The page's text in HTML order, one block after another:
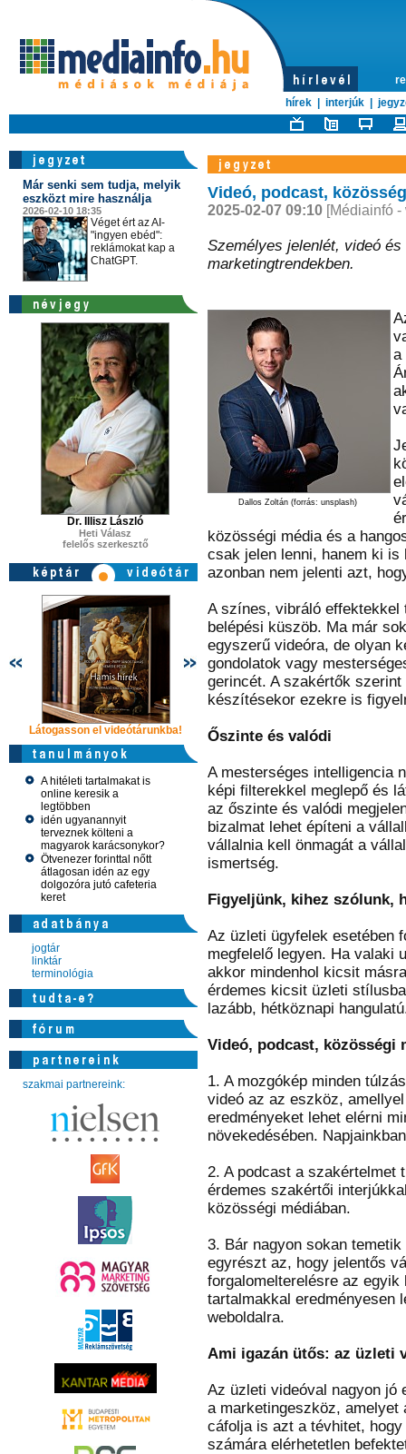
hírek
interjúk
Már senki sem tudja, melyik
eszközt mire használja
2026-02-10 18:35
Véget ért az AI-
"ingyen ebéd":
reklámokat kap a
ChatGPT.
Dr. Illisz László
Heti Válasz
felelős szerkesztő
Látogasson el videótárunkba! Látogasson el videótárunkba!
A hitéleti tartalmakat is
online keresik a
legtöbben
idén ugyanannyit
terveznek költeni a
magyarok karácsonykor?
Ötvenezer forinttal nőtt
átlagosan idén az egy
dolgozóra jutó cafeteria
keret
jogtár
linktár
terminológia
szakmai partnereink:
Videó, podcast,
2025-02-07 09:10[Médiainfó -
Személyes jelenlét, videó
marketingtrendekben.
Dallos Zoltán (forrás: unsplash)
a
közösségi média és a
csak jelen lenni, hanem ki
azonban nem jelenti azt,
A színes, vibráló effektekkel
belépési küszöb. Ma már
egyszerű videóra, de olyan
gondolatok vagy
gerincét. A szakértők
készítésekor ezekre is
Őszinte és valódi
A mesterséges intelligencia
képi filterekkel meglepő és
az őszinte és valódi
bizalmat lehet építeni a
vállalnia kell önmagát a
ismertség.
Figyeljünk, kihez szólunk,
Az üzleti ügyfelek esetében
megfelelő legyen. Ha valaki
akkor mindenhol kicsit
érdemes kicsit üzleti
lazább, hétköznapi
Videó, podcast, közösségi
1. A mozgókép minden
videó az az eszköz,
eredményeket lehet elérni
növekedésében.
2. A podcast a szakértelmet
érdemes szakértői
közösségi médiában.
3. Bár nagyon sokan
egyrészt az, hogy jelentős
forgalomelterelésre az
tartalmakkal eredményesen
weboldalra.
Ami igazán ütős: az üzleti
Az üzleti videóval nagyon jó
a marketingeszköz, amelyet
cáfolja is azt a tévhitet,
számára elérhetetlen